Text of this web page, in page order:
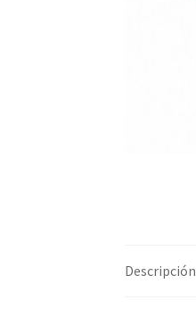
Descripción